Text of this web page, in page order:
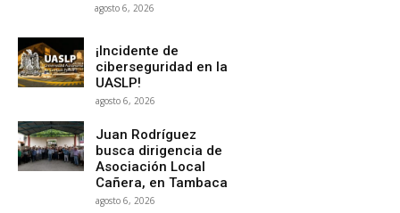
agosto 6, 2026
¡Incidente de
ciberseguridad en la
UASLP!
agosto 6, 2026
Juan Rodríguez
busca dirigencia de
Asociación Local
Cañera, en Tambaca
agosto 6, 2026